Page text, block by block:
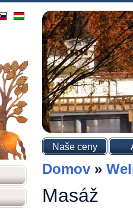
Naše ceny
Domov »
Masáž